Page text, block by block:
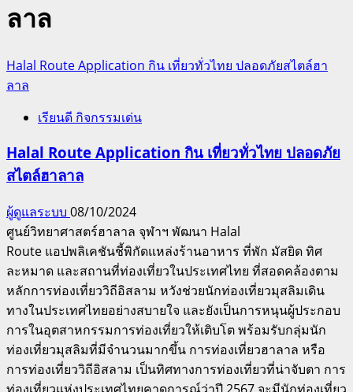
ลาล
Halal Route Application กิน เที่ยวทั่วไทย ปลอดภัยสไตล์ฮา
ลาล
เรียนดี กิจกรรมเด่น
Halal Route Application กิน เที่ยวทั่วไทย ปลอดภัย
สไตล์ฮาลาล
ผู้ดูแลระบบ 08/10/2024
ศูนย์วิทยาศาสตร์ฮาลาล จุฬาฯ พัฒนา Halal
Route แอปพลิเคชันชี้พิกัดแหล่งร้านอาหาร ที่พัก มัสยิด ทิศ
ละหมาด และสถานที่ท่องเที่ยวในประเทศไทย ที่สอดคล้องตาม
หลักการท่องเที่ยววิถีอิสลาม หวังช่วยนักท่องเที่ยวมุสลิมเดิน
ทางในประเทศไทยอย่างสบายใจ และยังเป็นการหนุนผู้ประกอบ
การในอุตสาหกรรมการท่องเที่ยวให้เติบโต พร้อมรับกลุ่มนัก
ท่องเที่ยวมุสลิมที่มีจำนวนมากขึ้น การท่องเที่ยวฮาลาล หรือ
การท่องเที่ยววิถีอิสลาม เป็นทิศทางการท่องเที่ยวที่น่าจับตา การ